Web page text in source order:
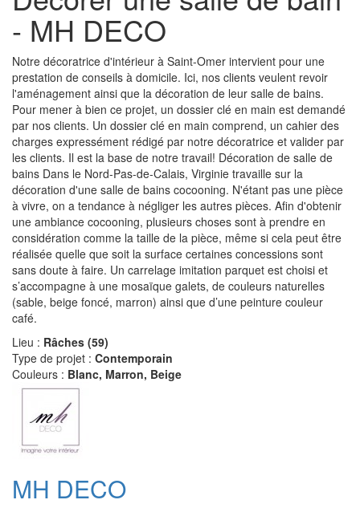
- MH DECO
Notre décoratrice d'intérieur à Saint-Omer intervient pour une
prestation de conseils à domicile. Ici, nos clients veulent revoir
l'aménagement ainsi que la décoration de leur salle de bains.
Pour mener à bien ce projet, un dossier clé en main est demandé
par nos clients. Un dossier clé en main comprend, un cahier des
charges expressément rédigé par notre décoratrice et valider par
les clients. Il est la base de notre travail! Décoration de salle de
bains Dans le Nord-Pas-de-Calais, Virginie travaille sur la
décoration d'une salle de bains cocooning. N'étant pas une pièce
à vivre, on a tendance à négliger les autres pièces. Afin d'obtenir
une ambiance cocooning, plusieurs choses sont à prendre en
considération comme la taille de la pièce, même si cela peut être
réalisée quelle que soit la surface certaines concessions sont
sans doute à faire. Un carrelage imitation parquet est choisi et
s’accompagne à une mosaïque galets, de couleurs naturelles
(sable, beige foncé, marron) ainsi que d’une peinture couleur
café.
Lieu : Râches (59)
Type de projet : Contemporain
Couleurs : Blanc, Marron, Beige
MH DECO